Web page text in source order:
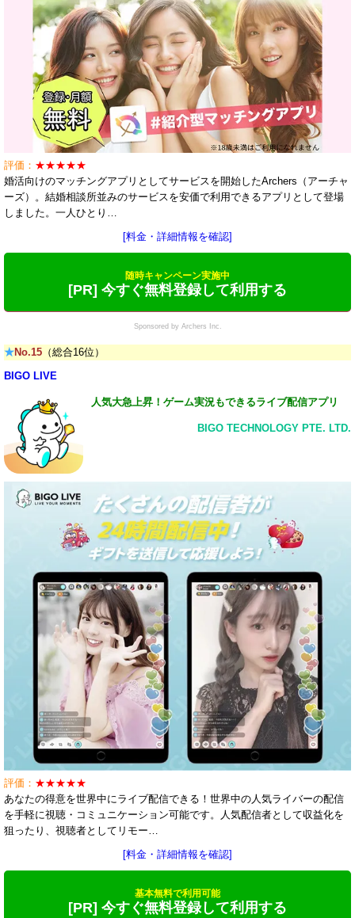
評価： ★★★★★
婚活向けのマッチングアプリとしてサービスを開始したArchers（アーチャ
ーズ）。結婚相談所並みのサービスを安価で利用できるアプリとして登場
しました。一人ひとり…
[料金・詳細情報を確認]
随時キャンペーン実施中
[PR] 今すぐ無料登録して利用する
Sponsored by Archers Inc.
★No.15 （総合16位）
BIGO LIVE
人気大急上昇！ゲーム実況もできるライブ配信アプリ
BIGO TECHNOLOGY PTE. LTD.
評価： ★★★★★
あなたの得意を世界中にライブ配信できる！世界中の人気ライバーの配信
を手軽に視聴・コミュニケーション可能です。人気配信者として収益化を
狙ったり、視聴者としてリモー…
[料金・詳細情報を確認]
基本無料で利用可能
[PR] 今すぐ無料登録して利用する